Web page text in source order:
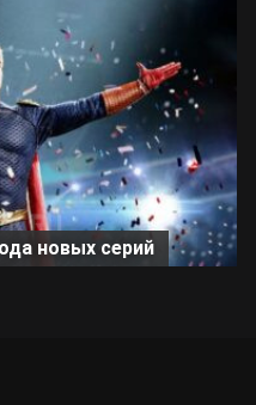
новых серий